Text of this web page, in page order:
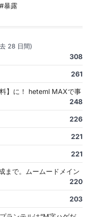
暴露
28 日間)
308
261
】に！ heteml MAXで事
248
226
221
221
まで。ムームードメイン
220
203